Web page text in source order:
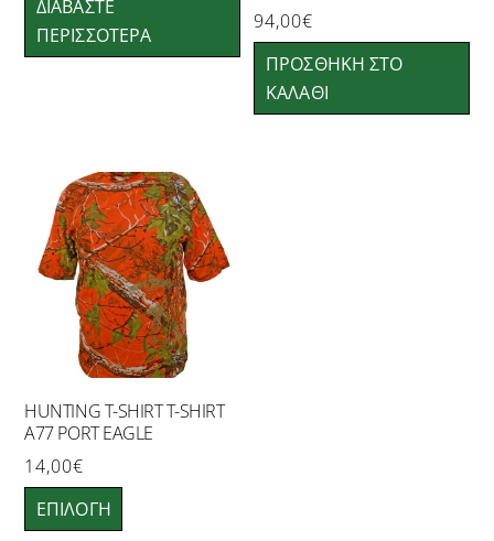
ΔΙΑΒΆΣΤΕ
ΠΕΡΙΣΣΌΤΕΡΑ
94,00€
ΠΡΟΣΘΉΚΗ ΣΤΟ
ΚΑΛΆΘΙ
HUNTING T-SHIRT T-SHIRT
A77 PORT EAGLE
14,00€
ΕΠΙΛΟΓΉ
το